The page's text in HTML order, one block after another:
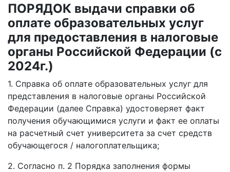
ПОРЯДОК выдачи справки об
оплате образовательных услуг
для предоставления в налоговые
органы Российской Федерации (с
2024г.)
1. Справка об оплате образовательных услуг для
представления в налоговые органы Российской
Федерации (далее Справка) удостоверяет факт
получения обучающимися услуги и факт ее оплаты
на расчетный счет университета за счет средств
обучающегося / налогоплательщика;
2. Согласно п. 2 Порядка заполнения формы